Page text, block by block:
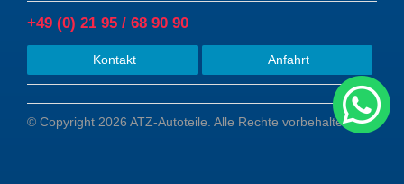
+49 (0) 21 95 / 68 90 90
Kontakt Anfahrt
© Copyright 2026 ATZ-Autoteile. Alle Rechte vorbehalten.